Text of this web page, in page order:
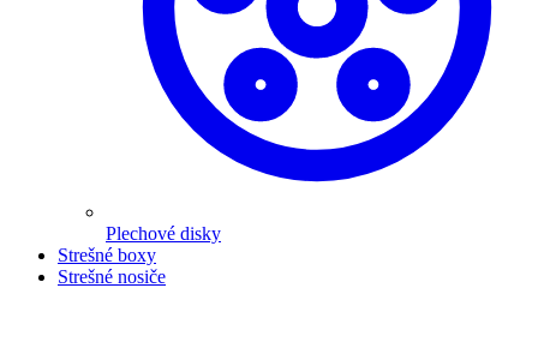
Plechové disky
Strešné boxy
Strešné nosiče